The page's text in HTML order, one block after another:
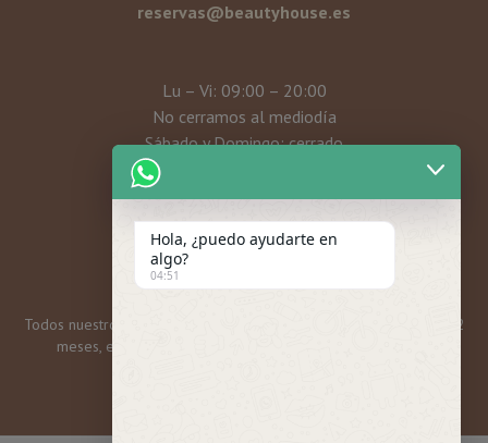
reservas@beautyhouse.es
Lu – Vi: 09:00 – 20:00
No cerramos al mediodía
Sábado y Domingo: cerrado
Mi cuenta
Todos nuestros bonos y tarjetas regalo tienen una caducidad de 12
meses, excepto las promos mensuales, que son 6 meses.
Hola, ¿puedo ayudarte en
algo?
04:51